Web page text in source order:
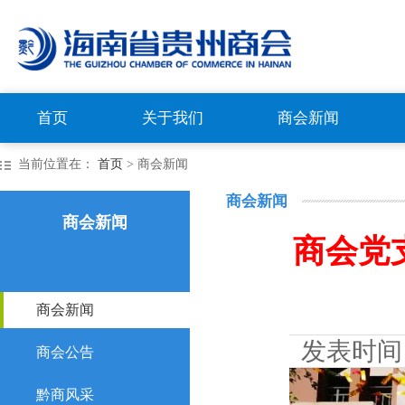
首页 关于我们 商会新闻
当前位置在： 首页 > 商会新闻
商会新闻
商会新闻
商会公告
黔商风采
商会新闻
商会党
发表时